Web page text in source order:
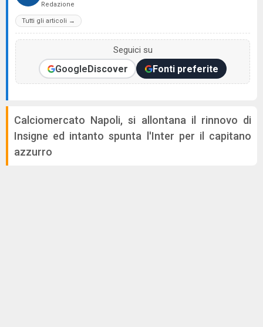
Redazione
Tutti gli articoli →
Seguici su
GoogleDiscover Fonti preferite
Calciomercato Napoli, si allontana il rinnovo di
Insigne ed intanto spunta l'Inter per il capitano
azzurro